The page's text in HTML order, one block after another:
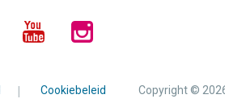
| Cookiebeleid Copyright ©